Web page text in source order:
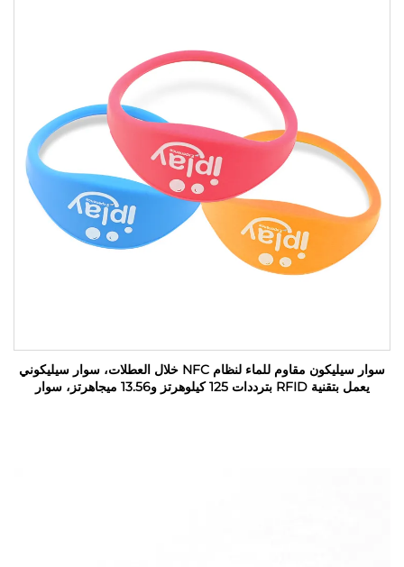
سوار سيليكون مقاوم للماء لنظام NFC خلال العطلات، سوار سيليكوني
يعمل بتقنية RFID بترددات 125 كيلوهرتز و13.56 ميجاهرتز، سوار